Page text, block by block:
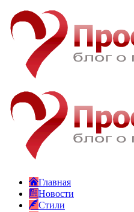
Главная
Новости
Стили